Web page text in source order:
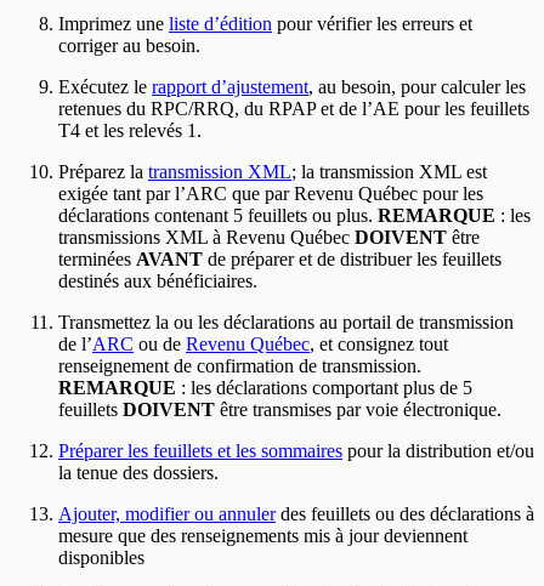
Imprimez une liste d’édition pour vérifier les erreurs et
corriger au besoin.
Exécutez le rapport d’ajustement, au besoin, pour calculer les
retenues du RPC/RRQ, du RPAP et de l’AE pour les feuillets
T4 et les relevés 1.
Préparez la transmission XML; la transmission XML est
exigée tant par l’ARC que par Revenu Québec pour les
déclarations contenant 5 feuillets ou plus. REMARQUE : les
transmissions XML à Revenu Québec DOIVENT être
terminées AVANT de préparer et de distribuer les feuillets
destinés aux bénéficiaires.
Transmettez la ou les déclarations au portail de transmission
de l’ARC ou de Revenu Québec, et consignez tout
renseignement de confirmation de transmission.
REMARQUE : les déclarations comportant plus de 5
feuillets DOIVENT être transmises par voie électronique.
Préparer les feuillets et les sommaires pour la distribution et/ou
la tenue des dossiers.
Ajouter, modifier ou annulerdes feuillets ou des déclarations à
mesure que des renseignements mis à jour deviennent
disponibles